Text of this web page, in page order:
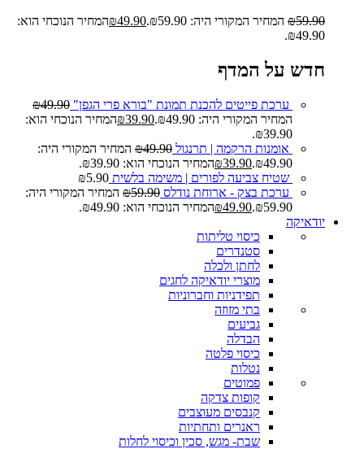
₪59.90 המחיר המקורי היה: ₪59.90. ₪49.90
המחיר הנוכחי הוא:
₪49.90.
חדש על המדף
ערכת פייטים להכנת תמונת "בורא פרי הגפן" ₪49.90
המחיר המקורי היה: ₪49.90.
₪39.90
המחיר הנוכחי הוא:
₪39.90.
אומנות הרקמה | תרנגול
₪49.90
המחיר המקורי היה:
₪49.90.
₪39.90
המחיר הנוכחי הוא: ₪39.90.
שטיח צביעה לפורים | משימה בלשית
₪5.90
ערכת בצק - ארוחת נודלס
₪59.90
המחיר המקורי היה:
₪59.90.
₪49.90
המחיר הנוכחי הוא: ₪49.90.
יודאיקה
כיסוי טליתות
סטנדרים
לחתן ולכלה
מוצרי יודאיקה לחגים
תפידניות וחברוניות
בתי מזוזה
גביעים
הבדלה
כיסוי פלטה
נטלות
פמוטים
קופות צדקה
קנבסים מעוצבים
ראנרים ותחתיות
שבת- מגש, סכין וכיסוי לחלות